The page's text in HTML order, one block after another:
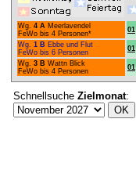
Wg. 4 A Meerlavendel
FeWo bis 4 Personen*
01
Wg. 1 B Ebbe und Flut
FeWo bis 6 Personen
01
Wg. 3 B Wattn Blick
FeWo bis 4 Personen
01
Schnellsuche Zielmonat: